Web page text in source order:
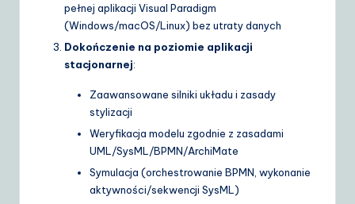
pełnej aplikacji Visual Paradigm
(Windows/macOS/Linux) bez utraty danych
Dokończenie na poziomie aplikacji
stacjonarnej:
Zaawansowane silniki układu i zasady
stylizacji
Weryfikacja modelu zgodnie z zasadami
UML/SysML/BPMN/ArchiMate
Symulacja (orchestrowanie BPMN, wykonanie
aktywności/sekwencji SysML)